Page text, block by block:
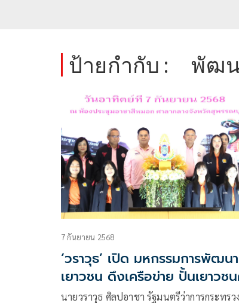
ป้ายกำกับ : พัฒน
7 กันยายน 2568
‘วราวุธ’ เปิด มหกรรมการพัฒน
เยาวชน ดึงเครือข่าย ปั้นเยาวช
ศรีสุพรรณ
นายวราวุธ ศิลปอาชา รัฐมนตรีว่าการกระทร